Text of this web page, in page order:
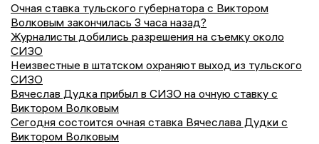
Очная ставка тульского губернатора с Виктором
Волковым закончилась 3 часа назад?
Журналисты добились разрешения на съемку около
СИЗО
Неизвестные в штатском охраняют выход из тульского
СИЗО
Вячеслав Дудка прибыл в СИЗО на очную ставку с
Виктором Волковым
Сегодня состоится очная ставка Вячеслава Дудки с
Виктором Волковым